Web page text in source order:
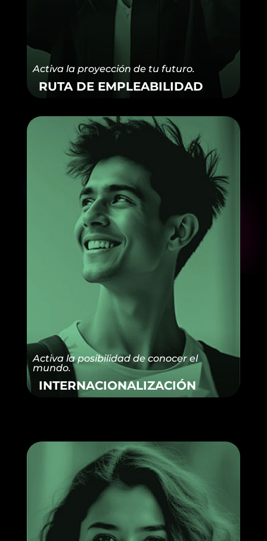
Activa la proyección de tu futuro.
RUTA DE EMPLEABILIDAD
Activa la posibilidad de conocer el
mundo.
INTERNACIONALIZACIÓN